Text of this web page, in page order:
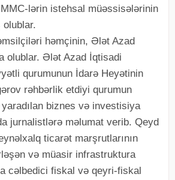
lərin istehsal müəssisələrinin
olublar.
həmçinin, Ələt Azad
olublar. Ələt Azad İqtisadi
qurumunun İdarə Heyətinin
rəhbərlik etdiyi qurumun
biznes və investisiya
jurnalistlərə məlumat verib. Qeyd
ticarət marşrutlarının
və müasir infrastruktura
cəlbedici fiskal və qeyri-fiskal